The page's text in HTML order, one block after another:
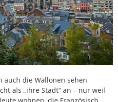
auch die Wallonen sehen
als „ihre Stadt“ an – nur weil